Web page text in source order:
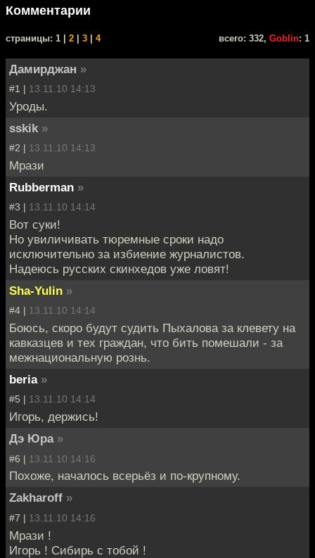
Комментарии
cтраницы: 1 | 2 3 4 всего: 332, Goblin: 1
Дамирджан »
#1 | 13.11.10 14:13
Уроды.
sskik »
#2 | 13.11.10 14:13
Мрази
Rubberman »
#3 | 13.11.10 14:14
Вот суки!
Но увиличивать тюремные сроки надо
исключительно за избиение журналистов.
Надеюсь русских скинхедов уже ловят!
Sha-Yulin »
#4 | 13.11.10 14:14
Боюсь, скоро будут судить Пыхалова за клевету на
кавказцев и тех граждан, что бить помешали - за
межнациональную рознь.
beria »
#5 | 13.11.10 14:14
Игорь, держись!
Дэ Юра »
#6 | 13.11.10 14:16
Похоже, началось всерьёз и по-крупному.
Zakharoff »
#7 | 13.11.10 14:16
Мрази !
Игорь ! Сибирь с тобой !